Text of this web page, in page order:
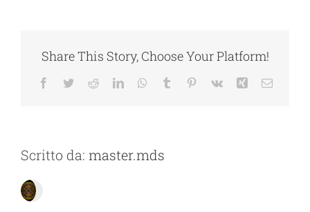
Share This Story, Choose Your Platform!
Facebook
TwitterRedditLinkedInWhatsApp
Tumblr Pinterest
Vk Xing Email
Scritto da: master.mds